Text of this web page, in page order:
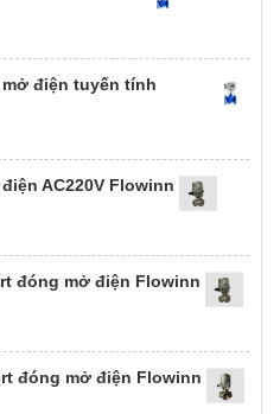
điện tuyến tính
AC220V Flowinn
đóng mở điện Flowinn
đóng mở điện Flowinn